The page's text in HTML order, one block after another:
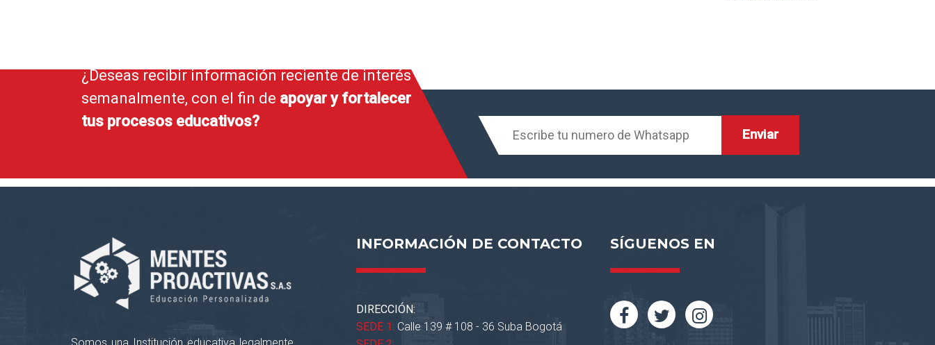
¿Deseas recibir información reciente de interés
semanalmente, con el fin de apoyar y fortalecer
tus procesos educativos?
INFORMACIÓN DE CONTACTO
DIRECCIÓN:
SEDE 1: Calle 139 # 108 - 36 Suba Bogotá
SÍGUENOS EN